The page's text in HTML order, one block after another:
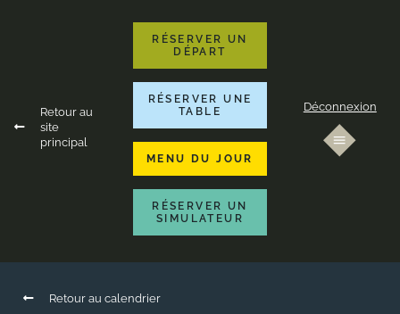
Retour au
site
principal
RÉSERVER UN
DÉPART
RÉSERVER UNE
TABLE
MENU DU JOUR
RÉSERVER UN
SIMULATEUR
Déconnexion
Retour au calendrier